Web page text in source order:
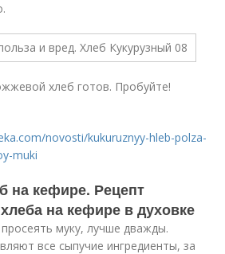
хлеб готов. Пробуйте!
novosti/kukuruznyy-hleb-polza-
muki
на кефире. Рецепт
на кефире в духовке
муку, лучше дважды.
все сыпучие ингредиенты, за